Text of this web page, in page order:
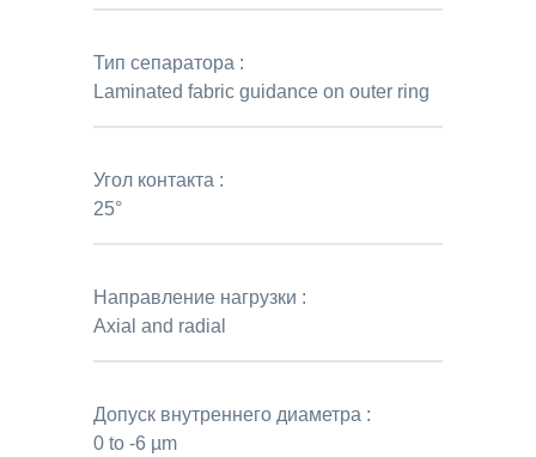
Тип сепаратора :
Laminated fabric guidance on outer ring
Угол контакта :
25°
Направление нагрузки :
Axial and radial
Допуск внутреннего диаметра :
0 to -6 µm